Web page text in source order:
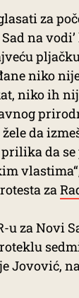
za
na
niko
niko ih
da
da
za
u za Novi
Jovović,